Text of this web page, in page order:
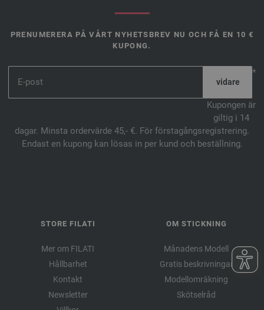
PRENUMERERA PÅ VÅRT NYHETSBREV NU OCH FÅ EN 10 €
KUPONG.
*
Kupongen är
giltig i 14
dagar. Minsta ordervärde 45,- €. För förstagångsregistrering.
Endast en kupong kan lösas in per kund och beställning.
STORE FILATI
Mer om FILATI
Hållbarhet
Kontakt
Newsletter
OM STICKNING
Månadens Modell
Gratis beskrivningar
Modellomräkning
Skötselråd